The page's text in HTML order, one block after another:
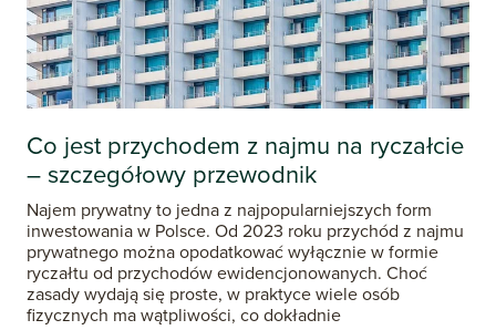
Co jest przychodem z najmu na ryczałcie
– szczegółowy przewodnik
Najem prywatny to jedna z najpopularniejszych form
inwestowania w Polsce. Od 2023 roku przychód z najmu
prywatnego można opodatkować wyłącznie w formie
ryczałtu od przychodów ewidencjonowanych. Choć
zasady wydają się proste, w praktyce wiele osób
fizycznych ma wątpliwości, co dokładnie